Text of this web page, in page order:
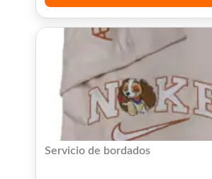
Servicio de bordados